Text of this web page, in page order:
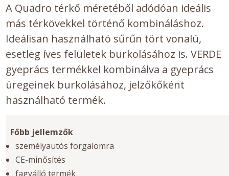
A Quadro térkő méretéből adódóan ideális
más térkövekkel történő kombináláshoz.
Ideálisan használható sűrűn tört vonalú,
esetleg íves felületek burkolásához is. VERDE
gyeprács termékkel kombinálva a gyeprács
üregeinek burkolásához, jelzőkőként
használható termék.
Főbb jellemzők
személyautós forgalomra
CE-minősítés
fagyálló termék